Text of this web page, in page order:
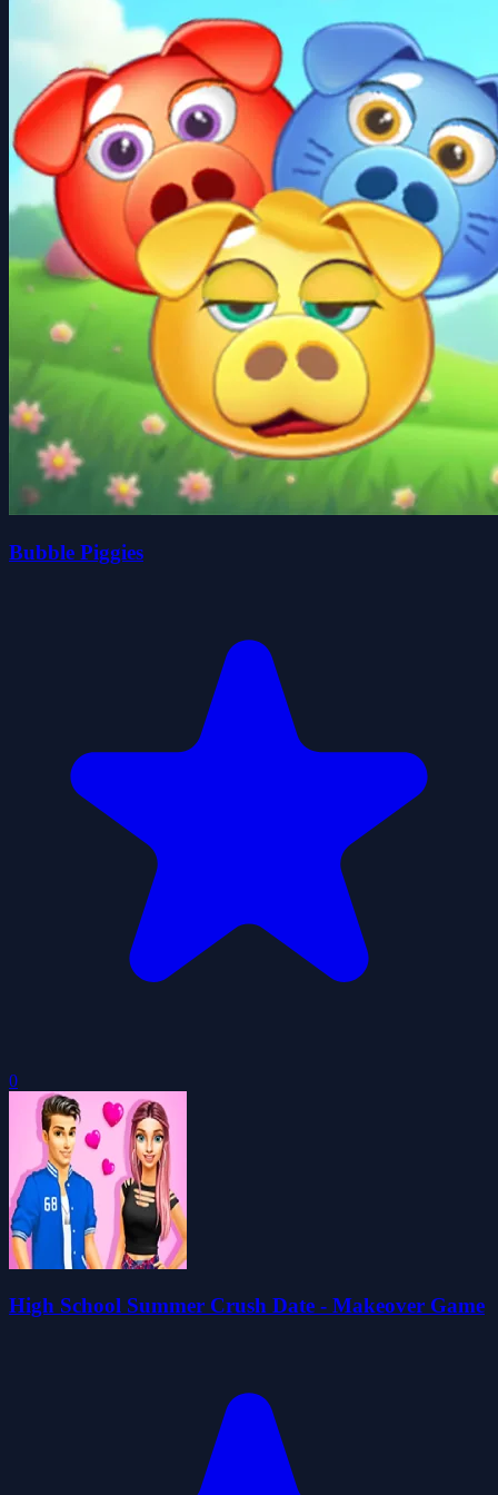
Bubble Piggies
0
High School Summer Crush Date - Makeover Game